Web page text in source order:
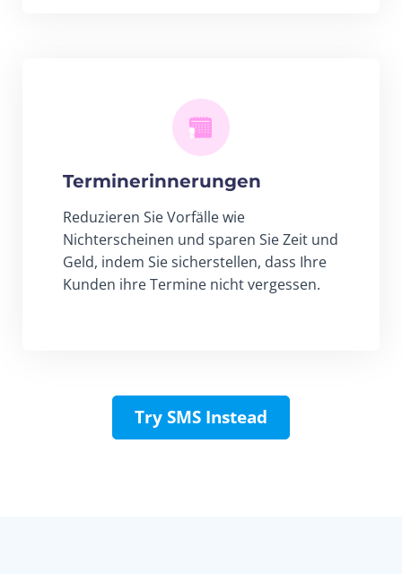
Terminerinnerungen
Reduzieren Sie Vorfälle wie
Nichterscheinen und sparen Sie Zeit und
Geld, indem Sie sicherstellen, dass Ihre
Kunden ihre Termine nicht vergessen.
Try SMS Instead